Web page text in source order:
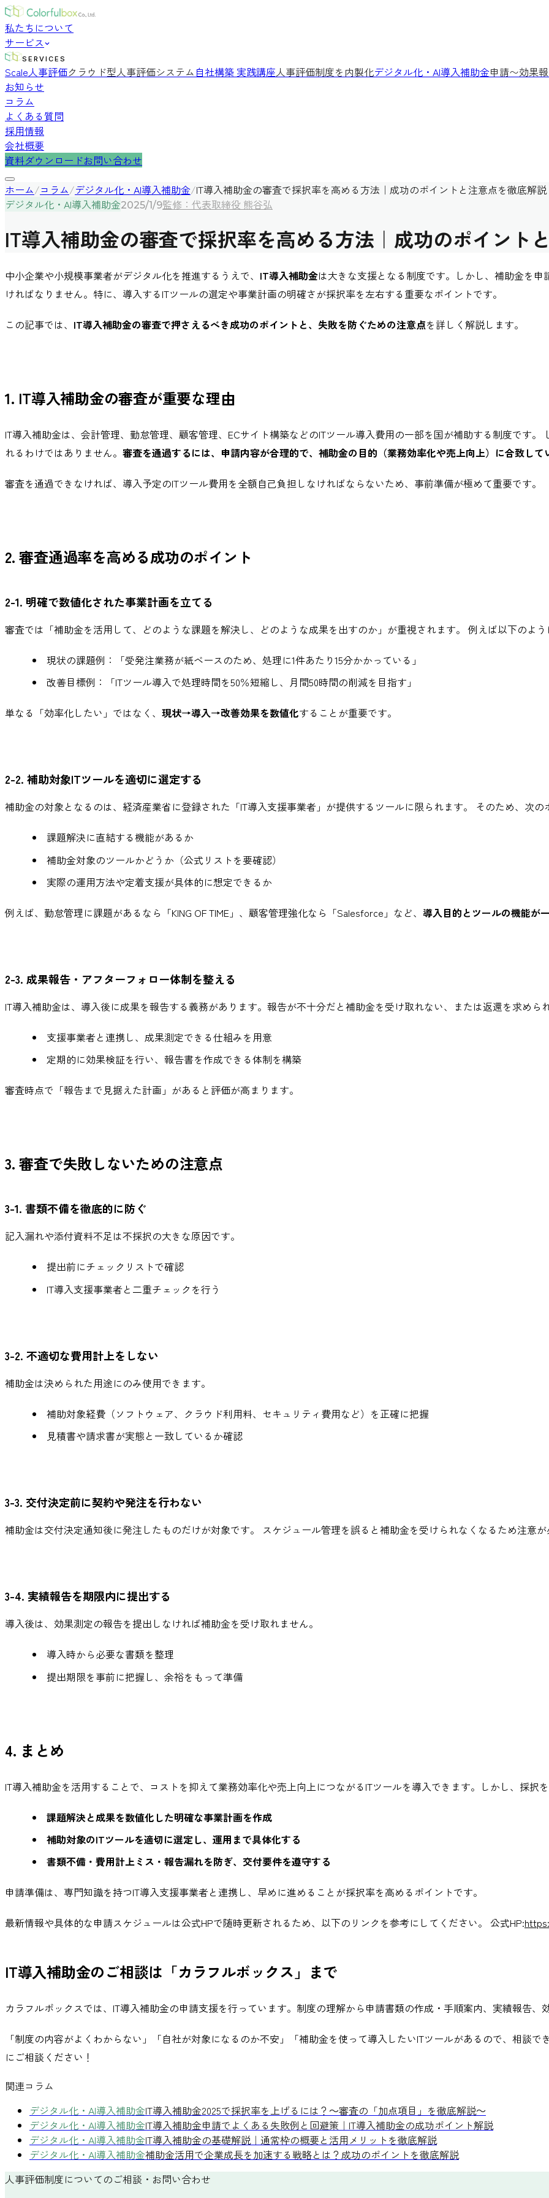
私たちについて
サービス
SERVICES
Scale人事評価クラウド型人事評価システム 自社構築 実践講座人事評価制度を内製化デジタル化・AI導入補助金申請〜効果
お知らせ
コラム
よくある質問
採用情報
会社概要
資料ダウンロードお問い合わせ
ホーム/コラム/デジタル化・AI導入補助金/IT導入補助金の審査で採択率を高める方法｜成功のポイントと注意点を徹底解説
デジタル化・AI導入補助金2025/1/9監修：代表取締役 熊谷弘
IT導入補助金の審査で採択率を高める方法｜成功のポイント
中小企業や小規模事業者がデジタル化を推進するうえで、 IT導入補助金は大きな支援となる制度です。しかし、補助金を
ければなりません。特に、導入するITツールの選定や事業計画の明確さが採択率を左右する重要なポイントです。
この記事では、 IT導入補助金の審査で押さえるべき成功のポイントと、失敗を防ぐための注意点を詳しく解説します。
1. IT導入補助金の審査が重要な理由
IT導入補助金は、会計管理、勤怠管理、顧客管理、ECサイト構築などのITツール導入費用の一部を国が補助する制度です
れるわけではありません。 審査を通過するには、申請内容が合理的で、補助金の目的（業務効率化や売上向上）に合致して
審査を通過できなければ、導入予定のITツール費用を全額自己負担しなければならないため、事前準備が極めて重要です。
2. 審査通過率を高める成功のポイント
2-1. 明確で数値化された事業計画を立てる
審査では「補助金を活用して、どのような課題を解決し、どのような成果を出すのか」が重視されます。 例えば以下のよ
現状の課題例：「受発注業務が紙ベースのため、処理に1件あたり15分かかっている」
改善目標例：「ITツール導入で処理時間を50％短縮し、月間50時間の削減を目指す」
単なる「効率化したい」ではなく、 現状→導入→改善効果を数値化することが重要です。
2-2. 補助対象ITツールを適切に選定する
補助金の対象となるのは、経済産業省に登録された「IT導入支援事業者」が提供するツールに限られます。 そのため、次の
課題解決に直結する機能があるか
補助金対象のツールかどうか（公式リストを要確認）
実際の運用方法や定着支援が具体的に想定できるか
例えば、勤怠管理に課題があるなら「KING OF TIME」、顧客管理強化なら「Salesforce」など、 導入目的とツールの機能が
2-3. 成果報告・アフターフォロー体制を整える
IT導入補助金は、導入後に成果を報告する義務があります。報告が不十分だと補助金を受け取れない、または返還を求めら
支援事業者と連携し、成果測定できる仕組みを用意
定期的に効果検証を行い、報告書を作成できる体制を構築
審査時点で「報告まで見据えた計画」があると評価が高まります。
3. 審査で失敗しないための注意点
3-1. 書類不備を徹底的に防ぐ
記入漏れや添付資料不足は不採択の大きな原因です。
提出前にチェックリストで確認
IT導入支援事業者と二重チェックを行う
3-2. 不適切な費用計上をしない
補助金は決められた用途にのみ使用できます。
補助対象経費（ソフトウェア、クラウド利用料、セキュリティ費用など）を正確に把握
見積書や請求書が実態と一致しているか確認
3-3. 交付決定前に契約や発注を行わない
補助金は交付決定通知後に発注したものだけが対象です。 スケジュール管理を誤ると補助金を受けられなくなるため注意が
3-4. 実績報告を期限内に提出する
導入後は、効果測定の報告を提出しなければ補助金を受け取れません。
導入時から必要な書類を整理
提出期限を事前に把握し、余裕をもって準備
4. まとめ
IT導入補助金を活用することで、コストを抑えて業務効率化や売上向上につながるITツールを導入できます。しかし、採択
課題解決と成果を数値化した明確な事業計画を作成
補助対象のITツールを適切に選定し、運用まで具体化する
書類不備・費用計上ミス・報告漏れを防ぎ、交付要件を遵守する
申請準備は、専門知識を持つIT導入支援事業者と連携し、早めに進めることが採択率を高めるポイントです。
最新情報や具体的な申請スケジュールは公式HPで随時更新されるため、以下のリンクを参考にしてください。 公式HP:
IT導入補助金のご相談は「カラフルボックス」まで
カラフルボックスでは、IT導入補助金の申請支援を行っています。制度の理解から申請書類の作成・手順案内、実績報告、
「制度の内容がよくわからない」「自社が対象になるのか不安」「補助金を使って導入したいITツールがあるので、相談
にご相談ください！
関連コラム
デジタル化・AI導入補助金IT導入補助金2025で採択率を上げるには？～審査の「加点項目」を徹底解説～
デジタル化・AI導入補助金IT導入補助金申請でよくある失敗例と回避策｜IT導入補助金の成功ポイント解説
デジタル化・AI導入補助金IT導入補助金の基礎解説｜通常枠の概要と活用メリットを徹底解説
デジタル化・AI導入補助金補助金活用で企業成長を加速する戦略とは？成功のポイントを徹底解説
人事評価制度についてのご相談・お問い合わせ